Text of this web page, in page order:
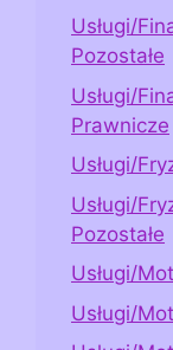
Usługi/
Pozostałe
Usługi/
Prawnicze
Usługi/
Usługi/
Pozostałe
Usługi/
Usługi/